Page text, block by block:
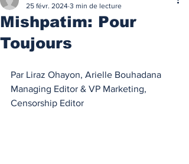
Mishpatim: Pour
Toujours
25 févr. 2024 3 min de lecture
Par Liraz Ohayon, Arielle Bouhadana
Managing Editor & VP Marketing,
Censorship Editor